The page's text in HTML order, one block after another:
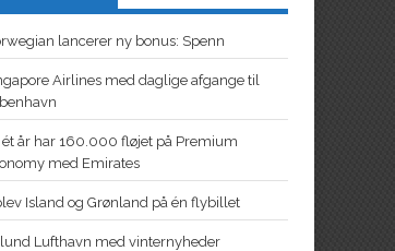
lancerer ny bonus: Spenn
Airlines med daglige afgange til
ét år har 160.000 fløjet på Premium
med Emirates
Island og Grønland på én flybillet
Lufthavn med vinternyheder